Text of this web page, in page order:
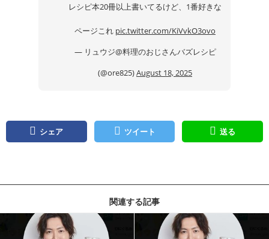
レシピ本20冊以上書いてるけど、1番好きな
ページこれ pic.twitter.com/KiVvkO3ovo
— リュウジ@料理のおじさんバズレシピ
(@ore825)August 18, 2025
シェア ツイート 送る
関連する記事
記事を読む